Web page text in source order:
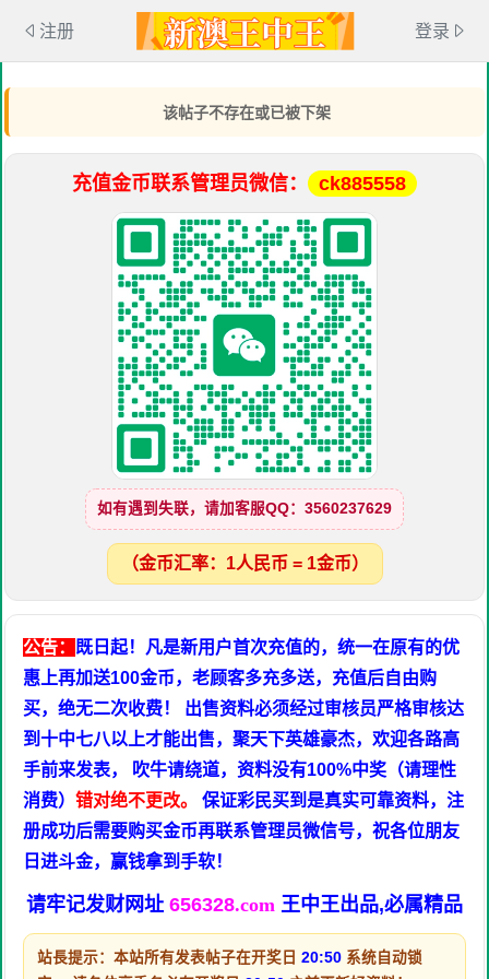
注册 登录
该帖子不存在或已被下架
充值金币联系管理员微信： ck885558
如有遇到失联，请加客服QQ：3560237629
（金币汇率：1人民币 = 1金币）
公告： 既日起！凡是新用户首次充值的，统一在原有的优
惠上再加送100金币，老顾客多充多送，充值后自由购
买，绝无二次收费！ 出售资料必须经过审核员严格审核达
到十中七八以上才能出售，聚天下英雄豪杰，欢迎各路高
手前来发表， 吹牛请绕道，资料没有100%中奖（请理性
消费） 错对绝不更改。
保证彩民买到是真实可靠资料，注
册成功后需要购买金币再联系管理员微信号，祝各位朋友
日进斗金，赢钱拿到手软！
请牢记发财网址 656328.com 王中王出品,必属精品
站長提示：本站所有发表帖子在开奖日 20:50 系统自动锁